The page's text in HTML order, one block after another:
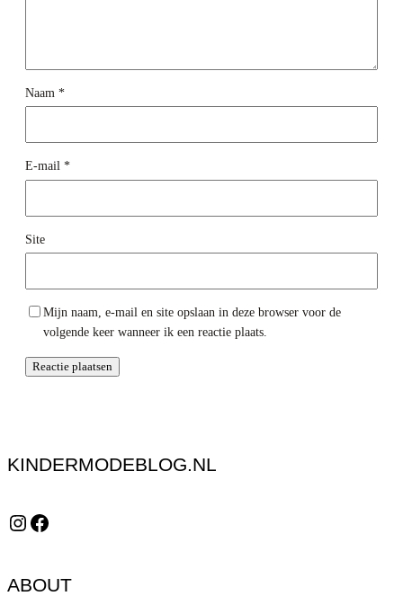
Naam *
E-mail *
Site
Mijn naam, e-mail en site opslaan in deze browser voor de
volgende keer wanneer ik een reactie plaats.
KINDERMODEBLOG.NL
Instagram Facebook
ABOUT